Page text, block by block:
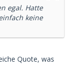
egal. Hatte
keine
Quote, was